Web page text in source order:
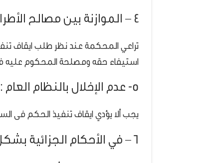
4 – الموازنة بين مصالح الأطراف:
تراعي المحكمة عند نظر طلب ايقاف
استيفاء حقه ومصلحة المحكوم عليه
5- عدم الإخلال بالنظام العام :
يجب ألا يؤدي ايقاف تنفيذ الحكم فى
6 – في الأحكام الجزائية بشكل خاص :